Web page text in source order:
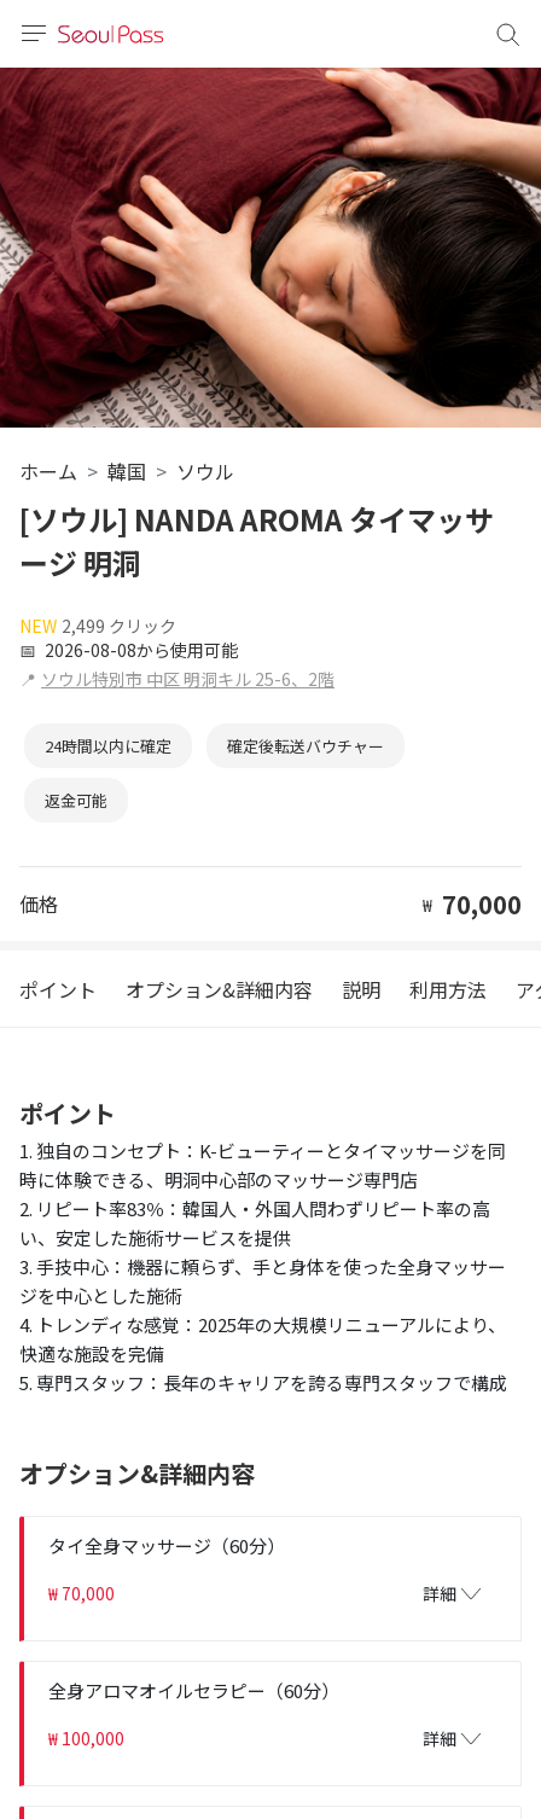
体)
文 (台灣)
ホーム 韓国 ソウル
[ソウル] NANDA AROMA タイマッサ
ージ 明洞
NEW 2,499 クリック
📅 2026-08-08から使用可能
📍 ソウル特別市 中区 明洞キル 25-6、2階
24時間以内に確定 確定後転送バウチャー
返金可能
価格 ₩ 70,000
ポイント オプション&詳細内容 説明 利用方法 ア
ポイント
1. 独自のコンセプト：K-ビューティーとタイマッサージを同
時に体験できる、明洞中心部のマッサージ専門店
2. リピート率83％：韓国人・外国人問わずリピート率の高
い、安定した施術サービスを提供
3. 手技中心：機器に頼らず、手と身体を使った全身マッサー
ジを中心とした施術
4. トレンディな感覚：2025年の大規模リニューアルにより、
快適な施設を完備
5. 専門スタッフ：長年のキャリアを誇る専門スタッフで構成
オプション&詳細内容
タイ全身マッサージ（60分）
₩ 70,000 詳細
全身アロマオイルセラピー（60分）
₩ 100,000 詳細